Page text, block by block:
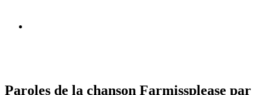
Paroles de la chanson Farmissplease par